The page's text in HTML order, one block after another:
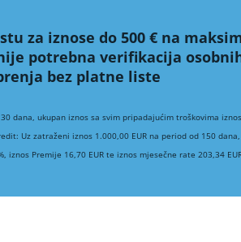
za iznose do 500 € na
potrebna verifikacija
bez platne liste
dana, ukupan iznos sa svim pripadajućim troškovima
Uz zatraženi iznos 1.000,00 EUR na period od 150
iznos Premije 16,70 EUR te iznos mjesečne rate 203,34